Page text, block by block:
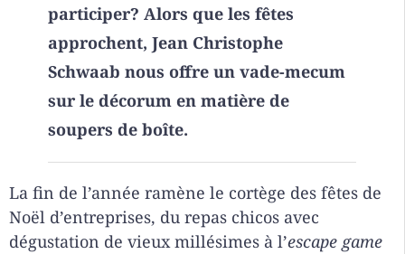
participer? Alors que les fêtes
approchent, Jean Christophe
Schwaab nous offre un vade-mecum
sur le décorum en matière de
soupers de boîte.
La fin de l’année ramène le cortège des fêtes de
Noël d’entreprises, du repas chicos avec
dégustation de vieux millésimes à l’escape game